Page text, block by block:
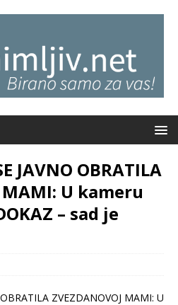
JAVNO OBRATILA
MAMI: U kameru
– sad je